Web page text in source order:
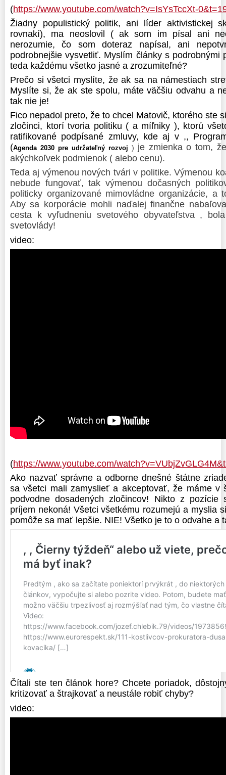
(https://www.youtube.com/watch?v=IsYsTccXt-
Žiadny populistický politik, ani líder aktivistickej
rovnakí), ma neoslovil ( ak som im písal ani
nerozumie, čo som doteraz napísal, ani
podrobnejšie vysvetliť. Myslím články s podrobnými
teda každému všetko jasné a zrozumiteľné?
Prečo si všetci myslíte, že ak sa na námestiach
Myslíte si, že ak ste spolu, máte väčšiu odvahu a
tak nie je!
Fico nepadol preto, že to chcel Matovič, ktorého ste
zločinci, ktorí tvoria politiku ( a míľniky ), ktorú
ratifikované podpísané zmluvy, kde aj v ,,
(Agenda 2030 pre udržateľný rozvoj ) je zmienka o tom,
akýchkoľvek podmienok ( alebo cenu).
Teda aj výmenou nových tvári v politike. Výmenou
nebude fungovať, tak výmenou dočasných
politicky organizované mimovládne organizácie, a
Aby sa korporácie mohli naďalej finančne
cesta k vyľudneniu svetového obyvateľstva ,
svetovlády!
video:
(https://www.youtube.com/
Ako nazvať správne a odborne dnešné štátne
sa všetci mali zamyslieť a akceptovať, že máme v
podvodne dosadených zločincov! Nikto z
príjem nekoná! Všetci všetkému rozumejú a myslia
pomôže sa mať lepšie. NIE! Všetko je to o odvahe a
Čítali ste ten článok hore? Chcete poriadok,
kritizovať a štrajkovať a neustále robiť chyby?
video: